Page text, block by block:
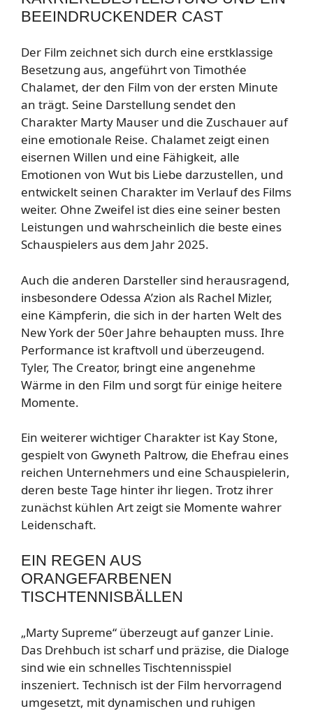
BEEINDRUCKENDER CAST
Der Film zeichnet sich durch eine erstklassige
Besetzung aus, angeführt von Timothée
Chalamet, der den Film von der ersten Minute
an trägt. Seine Darstellung sendet den
Charakter Marty Mauser und die Zuschauer auf
eine emotionale Reise. Chalamet zeigt einen
eisernen Willen und eine Fähigkeit, alle
Emotionen von Wut bis Liebe darzustellen, und
entwickelt seinen Charakter im Verlauf des Films
weiter. Ohne Zweifel ist dies eine seiner besten
Leistungen und wahrscheinlich die beste eines
Schauspielers aus dem Jahr 2025.
Auch die anderen Darsteller sind herausragend,
insbesondere Odessa A’zion als Rachel Mizler,
eine Kämpferin, die sich in der harten Welt des
New York der 50er Jahre behaupten muss. Ihre
Performance ist kraftvoll und überzeugend.
Tyler, The Creator, bringt eine angenehme
Wärme in den Film und sorgt für einige heitere
Momente.
Ein weiterer wichtiger Charakter ist Kay Stone,
gespielt von Gwyneth Paltrow, die Ehefrau eines
reichen Unternehmers und eine Schauspielerin,
deren beste Tage hinter ihr liegen. Trotz ihrer
zunächst kühlen Art zeigt sie Momente wahrer
Leidenschaft.
EIN REGEN AUS
ORANGEFARBENEN
TISCHTENNISBÄLLEN
„Marty Supreme“ überzeugt auf ganzer Linie.
Das Drehbuch ist scharf und präzise, die Dialoge
sind wie ein schnelles Tischtennisspiel
inszeniert. Technisch ist der Film hervorragend
umgesetzt, mit dynamischen und ruhigen